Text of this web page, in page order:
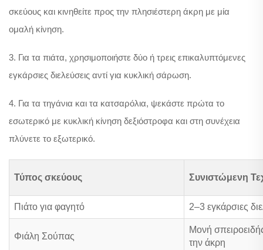
σκεύους και κινηθείτε προς την πλησιέστερη άκρη με μία
ομαλή κίνηση.
3. Για τα πιάτα, χρησιμοποιήστε δύο ή τρεις επικαλυπτόμενες
εγκάρσιες διελεύσεις αντί για κυκλική σάρωση.
4. Για τα τηγάνια και τα κατσαρόλια, ψεκάστε πρώτα το
εσωτερικό με κυκλική κίνηση δεξιόστροφα και στη συνέχεια
πλύνετε το εξωτερικό.
Τύπος σκεύους Συνιστώμενη
Πιάτο για φαγητό 2–3 εγκάρσιες
Φιάλη Σούπας
Μονή
την άκρη